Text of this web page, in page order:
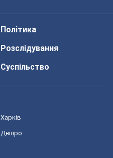
Політика
Розслідування
Суспільство
Харків
Дніпро